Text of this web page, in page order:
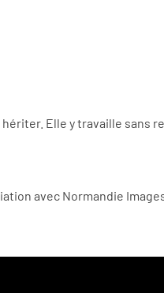
Elle y travaille sans
avec Normandie